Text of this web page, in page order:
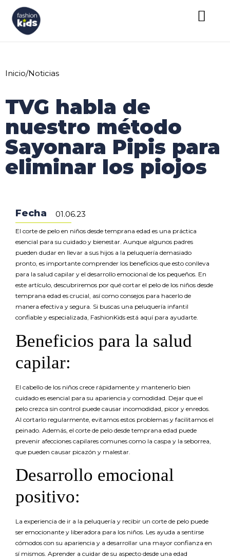
Inicio/Noticias
TVG habla de
nuestro método
Sayonara Pipis para
eliminar los piojos
Fecha 01.06.23
El corte de pelo en niños desde temprana edad es una práctica
esencial para su cuidado y bienestar. Aunque algunos padres
pueden dudar en llevar a sus hijos a la peluquería demasiado
pronto, es importante comprender los beneficios que esto conlleva
para la salud capilar y el desarrollo emocional de los pequeños. En
este artículo, descubriremos por qué cortar el pelo de los niños desde
temprana edad es crucial, así como consejos para hacerlo de
manera efectiva y segura. Si buscas una peluquería infantil
confiable y especializada, FashionKids está aquí para ayudarte.
Beneficios para la salud
capilar:
El cabello de los niños crece rápidamente y mantenerlo bien
cuidado es esencial para su apariencia y comodidad. Dejar que el
pelo crezca sin control puede causar incomodidad, picor y enredos.
Al cortarlo regularmente, evitamos estos problemas y facilitamos el
peinado. Además, el corte de pelo desde temprana edad puede
prevenir afecciones capilares comunes como la caspa y la seborrea,
que pueden causar picazón y malestar.
Desarrollo emocional
positivo:
La experiencia de ir a la peluquería y recibir un corte de pelo puede
ser emocionante y liberadora para los niños. Les ayuda a sentirse
cómodos con su apariencia y a desarrollar una mayor confianza en
sí mismos. Aprender a cuidar de su aspecto desde una edad